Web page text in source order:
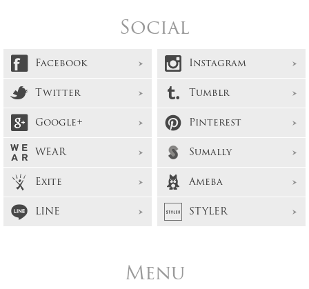
Social
Facebook
Instagram
Twitter
Tumblr
Google+
Pinterest
WEAR
Sumally
Exite
Ameba
LINE
STYLER
Menu